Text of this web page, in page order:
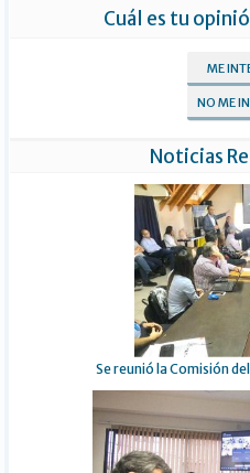
Cuál es tu
ME
NO ME
Noticias
Se reunió la Comisión